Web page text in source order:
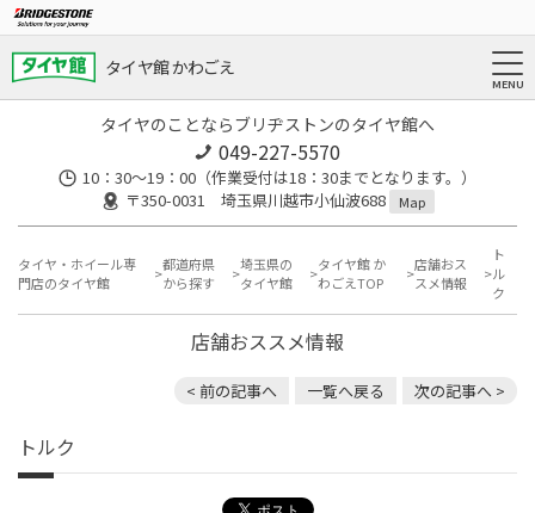
タイヤ館 かわごえ
タイヤのことならブリヂストンのタイヤ館へ
049-227-5570
10：30～19：00（作業受付は18：30までとなります。）
〒350-0031 埼玉県川越市小仙波688
Map
タイヤ・ホイール専
門店のタイヤ館
都道府県
から探す
埼玉県の
タイヤ館
タイヤ館 か
わごえTOP
店舗おス
スメ情報
ト
ル
ク
店舗おススメ情報
< 前の記事へ 一覧へ戻る 次の記事へ >
トルク